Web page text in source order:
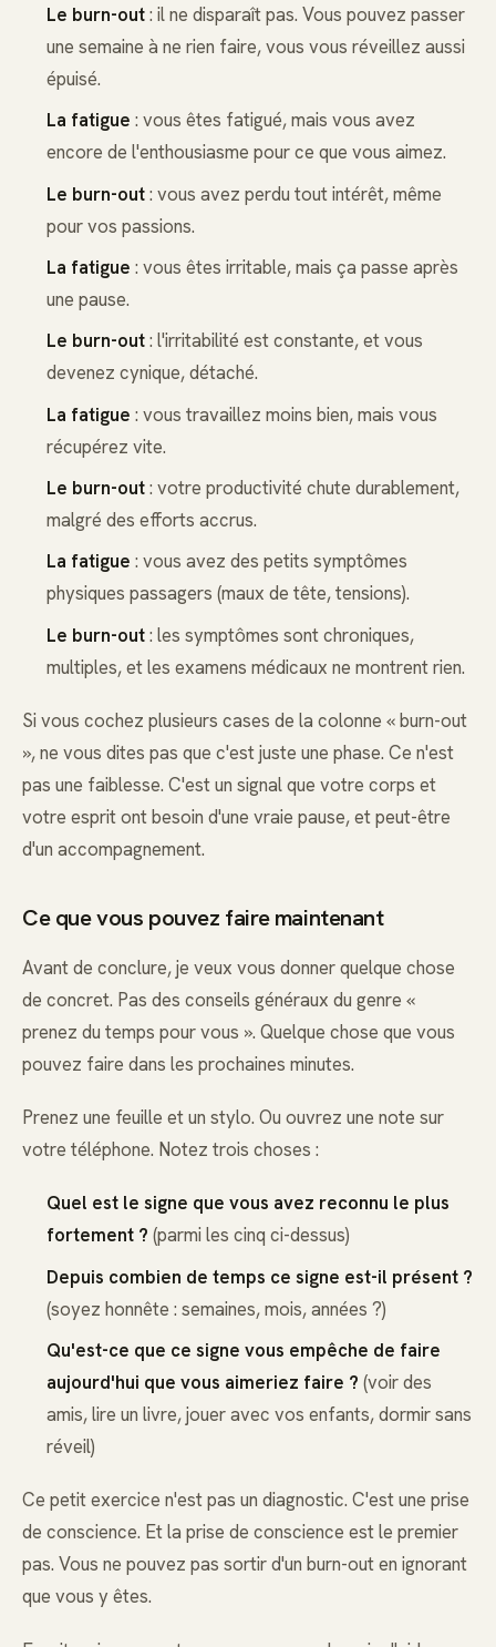
Le burn-out: il ne disparaît pas. Vous pouvez passer
une semaine à ne rien faire, vous vous réveillez aussi
épuisé.
La fatigue : vous êtes fatigué, mais vous avez
encore de l'enthousiasme pour ce que vous aimez.
Le burn-out: vous avez perdu tout intérêt, même
pour vos passions.
La fatigue : vous êtes irritable, mais ça passe après
une pause.
Le burn-out: l'irritabilité est constante, et vous
devenez cynique, détaché.
La fatigue : vous travaillez moins bien, mais vous
récupérez vite.
Le burn-out: votre productivité chute durablement,
malgré des efforts accrus.
La fatigue : vous avez des petits symptômes
physiques passagers (maux de tête, tensions).
Le burn-out: les symptômes sont chroniques,
multiples, et les examens médicaux ne montrent rien.
Si vous cochez plusieurs cases de la colonne « burn-out
», ne vous dites pas que c'est juste une phase. Ce n'est
pas une faiblesse. C'est un signal que votre corps et
votre esprit ont besoin d'une vraie pause, et peut-être
d'un accompagnement.
Ce que vous pouvez faire maintenant
Avant de conclure, je veux vous donner quelque chose
de concret. Pas des conseils généraux du genre «
prenez du temps pour vous ». Quelque chose que vous
pouvez faire dans les prochaines minutes.
Prenez une feuille et un stylo. Ou ouvrez une note sur
votre téléphone. Notez trois choses :
Quel est le signe que vous avez reconnu le plus
fortement ? (parmi les cinq ci-dessus)
Depuis combien de temps ce signe est-il présent ?
(soyez honnête : semaines, mois, années ?)
Qu'est-ce que ce signe vous empêche de faire
aujourd'hui que vous aimeriez faire ? (voir des
amis, lire un livre, jouer avec vos enfants, dormir sans
réveil)
Ce petit exercice n'est pas un diagnostic. C'est une prise
de conscience. Et la prise de conscience est le premier
pas. Vous ne pouvez pas sortir d'un burn-out en ignorant
que vous y êtes.